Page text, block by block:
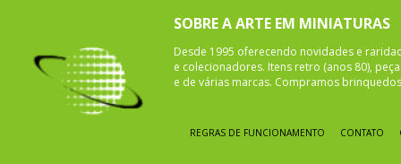
SOBRE A ARTE EM MINIATURAS
Desde 1995 oferecendo novidades e
e colecionadores. Itens retro (anos 80),
e de várias marcas. Compramos
REGRAS DE FUNCIONAMENTO CONTATO